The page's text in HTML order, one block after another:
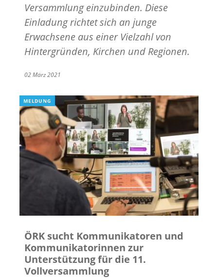
Versammlung einzubinden. Diese
Einladung richtet sich an junge
Erwachsene aus einer Vielzahl von
Hintergründen, Kirchen und Regionen.
02 März 2021
MELDUNG
ÖRK sucht Kommunikatoren und
Kommunikatorinnen zur
Unterstützung für die 11.
Vollversammlung